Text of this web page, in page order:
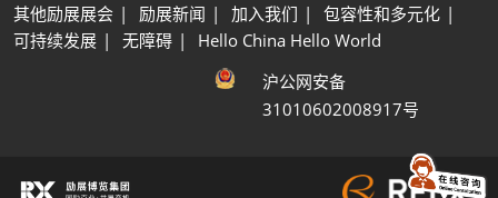
其他励展展会 励展新闻 加入我们
包容性和多元化
可持续发展
无障碍
Hello China Hello World
沪公网安备
31010602008917号